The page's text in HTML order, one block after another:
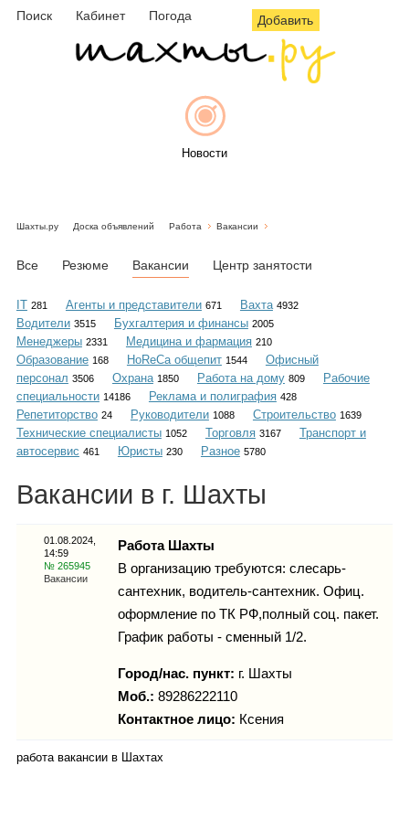
Поиск Кабинет Погода Добавить
Новости
Объявления
Каталог
Инфо
Гороскоп
Карты
Шахты.ру Доска объявлений Работа Вакансии
Все Резюме Вакансии Центр занятости
IT 281 Агенты и представители 671 Вахта 4932
Водители 3515 Бухгалтерия и финансы 2005
Менеджеры 2331 Медицина и фармация 210
Образование 168 HoReCa общепит 1544
Офисный
персонал 3506 Охрана 1850 Работа на дому 809
Рабочие
специальности 14186 Реклама и полиграфия 428
Репетиторство 24 Руководители 1088 Строительство 1639
Технические специалисты 1052 Торговля 3167
Транспорт и
автосервис 461 Юристы 230 Разное 5780
Вакансии в г. Шахты
01.08.2024,
14:59
№ 265945
Вакансии
Работа Шахты
В организацию требуются: слесарь-
сантехник, водитель-сантехник. Офиц.
оформление по ТК РФ,полный соц. пакет.
График работы - сменный 1/2.
Город/нас. пункт: г. Шахты
Моб.: 89286222110
Контактное лицо: Ксения
работа вакансии в Шахтах